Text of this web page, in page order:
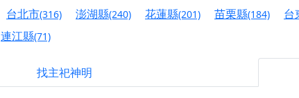
【屏東縣獅子鄉 楓港清華山聖天宮】驪山母娘聖誕暨中元
願平安順遂的慈悲心意。
【桃園龜山 慈恩宮】丙午年梁皇寶懺法會，一念虔誠禮寶懺
台北市(316) 澎湖縣(240) 花蓮縣(201) 苗栗縣(184) 台
連江縣(71)
找主祀神明